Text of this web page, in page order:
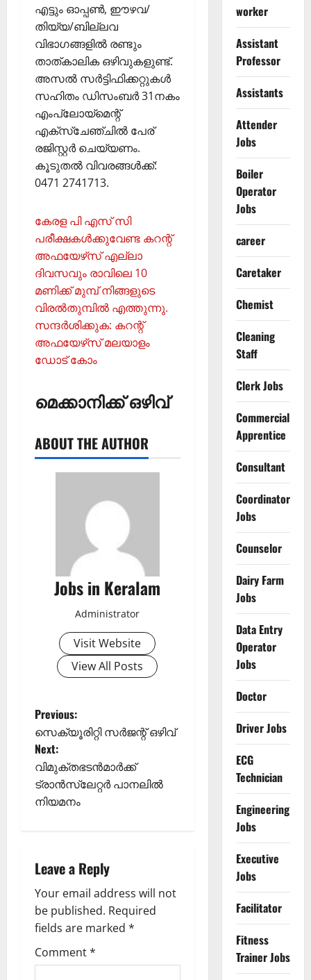
എട്ടും ഓപ്പൺ, ഈഴവ/
തിയ്യ/ബില്ലവ
വിഭാഗങ്ങളിൽ രണ്ടും
താത്കാലിക ഒഴിവുകളുണ്ട്.
അസൽ സർട്ടിഫിക്കറ്റുകൾ
സഹിതം ഡിസംബർ 31നകം
എംപ്ലോയ്മെന്റ്
എക്സ്ചേഞ്ചിൽ പേര്
രജിസ്റ്റർ ചെയ്യണം.
കൂടുതൽ വിവരങ്ങൾക്ക്:
0471 2741713.
കേരള പി എസ് സി
പരീക്ഷകള്‍ക്കുവേണ്ട കറന്റ്
അഫയേഴ്‌സ് എല്ലാ
ദിവസവും രാവിലെ 10
മണിക്ക് മുമ്പ് നിങ്ങളുടെ
വിരല്‍തുമ്പില്‍ എത്തുന്നു.
സന്ദര്‍ശിക്കുക: കറന്റ്
അഫയേഴ്‌സ് മലയാളം
ഡോട് കോം
മെക്കാനിക്ക് ഒഴിവ്
ABOUT THE AUTHOR
Jobs in Keralam
Administrator
Visit Website
View All Posts
P
o
s
t
a
v
i
g
Previous:
സെക്യൂരിറ്റി സർജന്റ് ഒഴിവ്
Next:
വിമുക്തഭടന്‍മാര്‍ക്ക്
ട്രാന്‍സ്ലേറ്റര്‍ പാനലില്‍
നിയമനം
Leave a Reply
Your email address will not
be published. Required
fields are marked *
Comment*
worker
Assistant
Professor
Assistants
Attender
Jobs
Boiler
Operator
Jobs
career
Caretaker
Chemist
Cleaning
Staff
Clerk Jobs
Commercial
Apprentice
Consultant
Coordinator
Jobs
Counselor
Dairy Farm
Jobs
Data Entry
Operator
Jobs
Doctor
Driver Jobs
ECG
Technician
Engineering
Jobs
Executive
Jobs
Facilitator
Fitness
Trainer Jobs